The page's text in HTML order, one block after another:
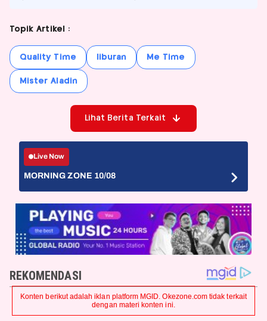
Topik Artikel :
Quality Time liburan Me Time
Mister Aladin
Lihat Berita Terkait
Live Now
MORNING ZONE 10/08